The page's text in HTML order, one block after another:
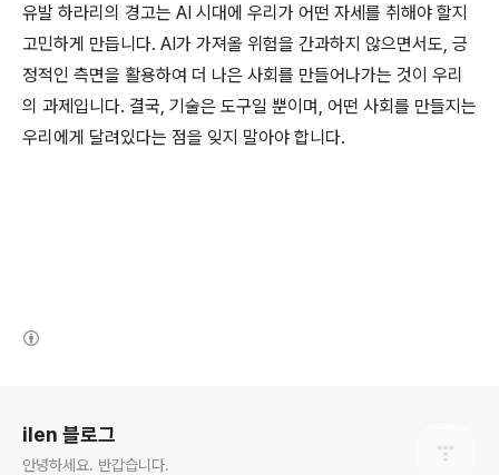
유발 하라리의 경고는 AI 시대에 우리가 어떤 자세를 취해야 할지
고민하게 만듭니다. AI가 가져올 위험을 간과하지 않으면서도, 긍
정적인 측면을 활용하여 더 나은 사회를 만들어나가는 것이 우리
의 과제입니다. 결국, 기술은 도구일 뿐이며, 어떤 사회를 만들지는
우리에게 달려있다는 점을 잊지 말아야 합니다.
ilen 블로그
안녕하세요. 반갑습니다.